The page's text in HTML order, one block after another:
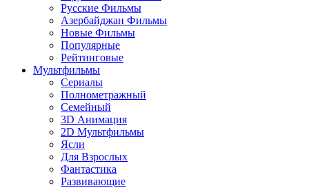
Русские Фильмы
Азербайджан Фильмы
Новые Фильмы
Популярные
Рейтинговые
Мультфильмы
Сериалы
Полнометражный
Семейный
3D Анимация
2D Мультфильмы
Ясли
Для Взрослых
Фантастика
Развивающие